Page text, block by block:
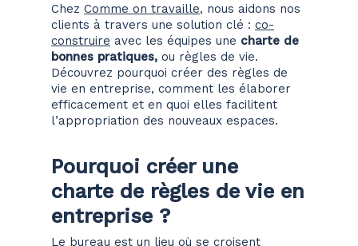
ChezComme on travaille, nous aidons nos
clients à travers une solution clé :co-
construire avec les équipes une charte de
bonnes pratiques,ou règles de vie.
Découvrez pourquoi créer des règles de
vie en entreprise, comment les élaborer
efficacement et en quoi elles facilitent
l’appropriation des nouveaux espaces.
Pourquoi créer une
charte de règles de vie en
entreprise ?
Le bureau est un lieu où se croisent